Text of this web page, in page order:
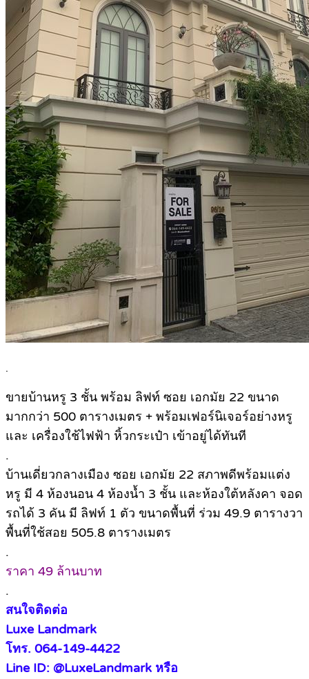
.
ขายบ้านหรู 3 ชั้น พร้อม ลิฟท์ ซอย เอกมัย 22 ขนาด
มากกว่า 500 ตารางเมตร + พร้อมเฟอร์นิเจอร์อย่างหรู
และ เครื่องใช้ไฟฟ้า หิ้วกระเป๋า เข้าอยู่ได้ทันที
.
บ้านเดี่ยวกลางเมือง ซอย เอกมัย 22 สภาพดีพร้อมแต่ง
หรู มี 4 ห้องนอน 4 ห้องน้ำ 3 ชั้น และห้องใต้หลังคา จอด
รถได้ 3 คัน มี ลิฟท์ 1 ตัว ขนาดพื้นที่ ร่วม 49.9 ตารางวา
พื้นที่ใช้สอย 505.8 ตารางเมตร
.
ราคา 49 ล้านบาท
.
สนใจติดต่อ
Luxe Landmark
โทร. 064-149-4422
Line ID: @LuxeLandmark หรือ